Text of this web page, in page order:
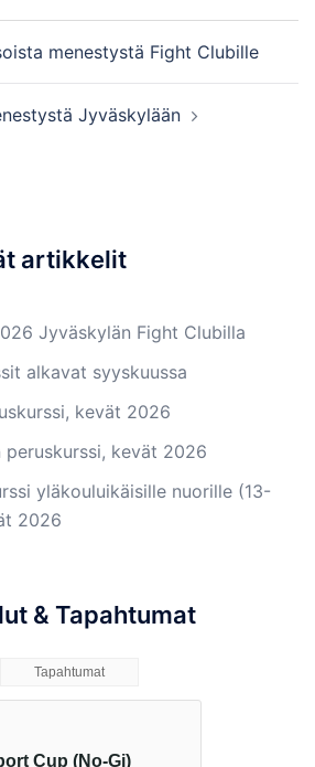
menestystä Fight Clubille
Jyväskylään
artikkelit
Jyväskylän Fight Clubilla
alkavat syyskuussa
kevät 2026
peruskurssi, kevät 2026
yläkouluikäisille nuorille (13-
2026
& Tapahtumat